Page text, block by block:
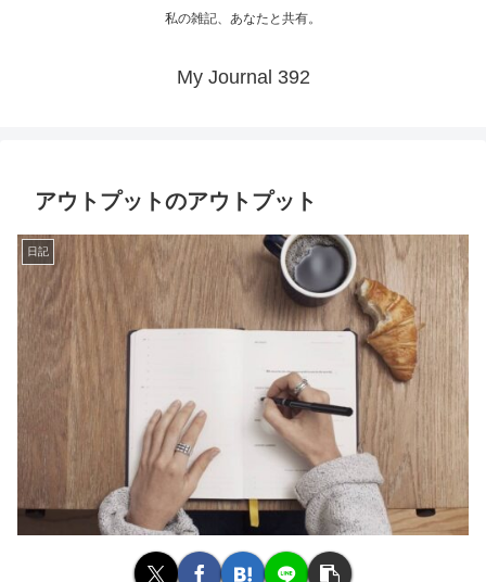
私の雑記、あなたと共有。
My Journal 392
アウトプットのアウトプット
日記